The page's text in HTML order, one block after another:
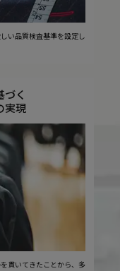
い品質検査基準を設定し
く
実現
貫いてきたことから、多